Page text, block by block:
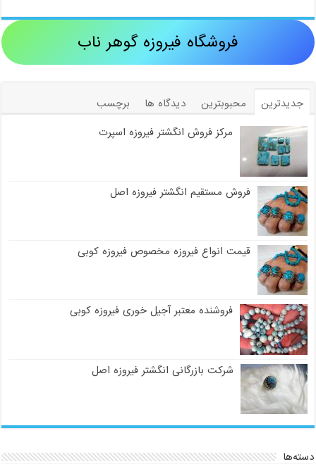
فروشگاه فیروزه گوهر ناب
جدیدترین محبوبترین دیدگاه ها
برچسب
مرکز فروش انگشتر فیروزه اسپرت
فروش مستقیم انگشتر فیروزه اصل
قیمت انواع فیروزه مخصوص فیروزه کوبی
فروشنده معتبر آجیل خوری فیروزه کوبی
شرکت بازرگانی انگشتر فیروزه اصل
دسته‌ها